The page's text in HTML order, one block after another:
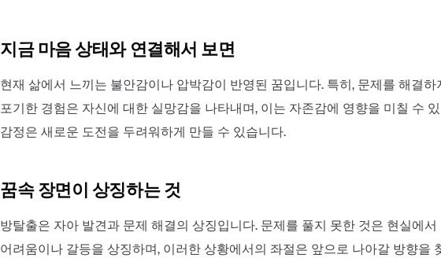
지금 마음 상태와 연결해서 보면
현재 삶에서 느끼는 불안감이나 압박감이 반영된 꿈입니다. 특히, 문제를 해결하
포기한 경험은 자신에 대한 실망감을 나타내며, 이는 자존감에 영향을 미칠 수
감정은 새로운 도전을 두려워하게 만들 수 있습니다.
꿈속 장면이 상징하는 것
방탈출은 자아 발견과 문제 해결의 상징입니다. 문제를 풀지 못한 것은 현실에서
어려움이나 갈등을 상징하며, 이러한 상황에서의 좌절은 앞으로 나아갈 방향을